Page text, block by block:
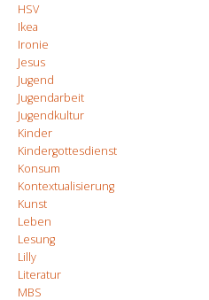
HSV
Ikea
Ironie
Jesus
Jugend
Jugendarbeit
Jugendkultur
Kinder
Kindergottesdienst
Konsum
Kontextualisierung
Kunst
Leben
Lesung
Lilly
Literatur
MBS